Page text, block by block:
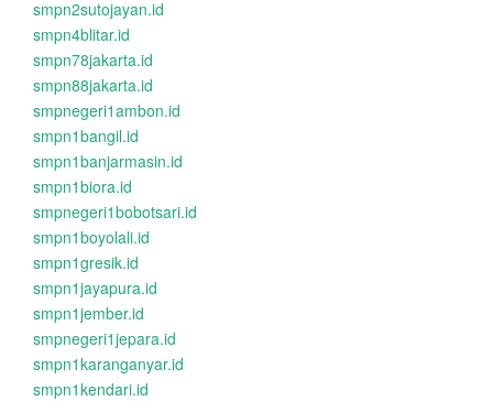
smpn2sutojayan.id
smpn4blitar.id
smpn78jakarta.id
smpn88jakarta.id
smpnegeri1ambon.id
smpn1bangil.id
smpn1banjarmasin.id
smpn1biora.id
smpnegeri1bobotsari.id
smpn1boyolali.id
smpn1gresik.id
smpn1jayapura.id
smpn1jember.id
smpnegeri1jepara.id
smpn1karanganyar.id
smpn1kendari.id